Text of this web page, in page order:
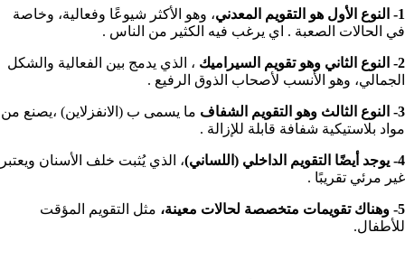
1- النوع الأول هو التقويم المعدني
، وهو الأكثر شيوعًا وفعالية، وخاصة
في الحالات الصعبة . اي يرغب فيه الكثير من الناس .
2- النوع الثاني وهو تقويم السيراميك
، الذي يدمج بين الفعالية والشكل
الجمالي، وهو الأنسب لأصحاب الذوق الرفيع .
3- النوع الثالث وهو التقويم الشفاف
ما يسمى ب (الانفزلاين) ،يصنع من
مواد بلاستيكية شفافة قابلة للإزالة .
4- يوجد أيضًا التقويم الداخلي (اللساني)
، الذي يُثبت خلف الأسنان ويعتبر
غير مرئي تقريبًا .
5- وهناك تقويمات متخصصة لحالات معينة،
مثل التقويم المؤقت
للأطفال.